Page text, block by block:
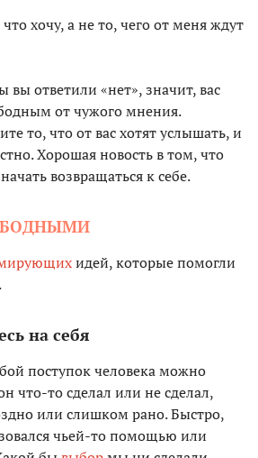
хочу, а не то, чего от меня ждут
вы ответили «нет», значит, вас
от чужого мнения.
то, что от вас хотят услышать, и
Хорошая новость в том, что
возвращаться к себе.
идей, которые помогли
на себя
поступок человека можно
что-то сделал или не сделал,
или слишком рано. Быстро,
чьей-то помощью или